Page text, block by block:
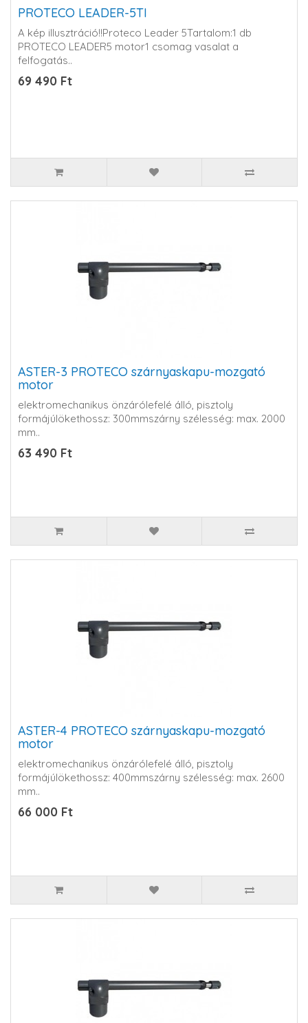
PROTECO LEADER-5TI
A kép illusztráció!!Proteco Leader 5Tartalom:1 db
PROTECO LEADER5 motor1 csomag vasalat a
felfogatás..
69 490 Ft
ASTER-3 PROTECO szárnyaskapu-mozgató
motor
elektromechanikus önzárólefelé álló, pisztoly
formájúlökethossz: 300mmszárny szélesség: max. 2000
mm..
63 490 Ft
ASTER-4 PROTECO szárnyaskapu-mozgató
motor
elektromechanikus önzárólefelé álló, pisztoly
formájúlökethossz: 400mmszárny szélesség: max. 2600
mm..
66 000 Ft